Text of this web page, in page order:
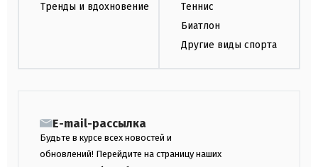
Тренды и вдохновение
Теннис
Биатлон
Другие виды спорта
E-mail-рассылка
Будьте в курсе всех новостей и
обновлений! Перейдите на страницу наших